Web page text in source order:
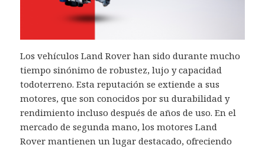
Los vehículos Land Rover han sido durante mucho
tiempo sinónimo de robustez, lujo y capacidad
todoterreno. Esta reputación se extiende a sus
motores, que son conocidos por su durabilidad y
rendimiento incluso después de años de uso. En el
mercado de segunda mano, los motores Land
Rover mantienen un lugar destacado, ofreciendo